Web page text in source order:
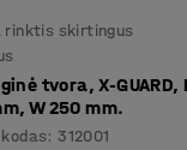
rinktis skirtingus
tvora, X-GUARD,
W 250 mm.
:312001